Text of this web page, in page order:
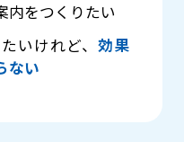
内をつくりたい
いけれど、効果
ない